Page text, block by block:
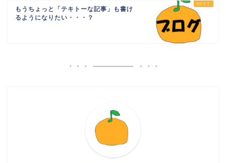
もうちょっと「テキトーな記事」も書け
るようになりたい・・・？